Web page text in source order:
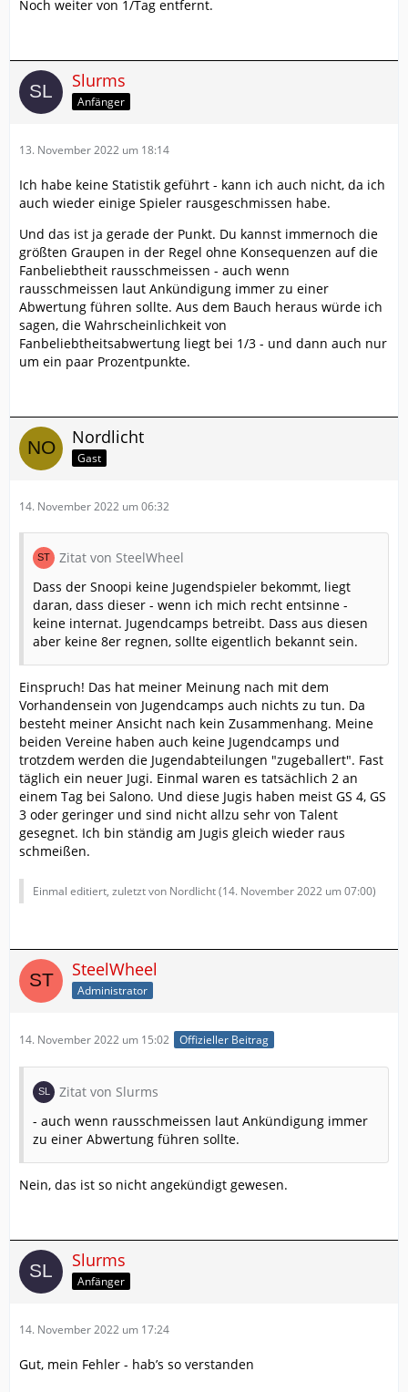
Noch weiter von 1/Tag entfernt.
Slurms
Anfänger
13. November 2022 um 18:14
Ich habe keine Statistik geführt - kann ich auch nicht, da ich
auch wieder einige Spieler rausgeschmissen habe.
Und das ist ja gerade der Punkt. Du kannst immernoch die
größten Graupen in der Regel ohne Konsequenzen auf die
Fanbeliebtheit rausschmeissen - auch wenn
rausschmeissen laut Ankündigung immer zu einer
Abwertung führen sollte. Aus dem Bauch heraus würde ich
sagen, die Wahrscheinlichkeit von
Fanbeliebtheitsabwertung liegt bei 1/3 - und dann auch nur
um ein paar Prozentpunkte.
Nordlicht
Gast
14. November 2022 um 06:32
Zitat von SteelWheel
Dass der Snoopi keine Jugendspieler bekommt, liegt
daran, dass dieser - wenn ich mich recht entsinne -
keine internat. Jugendcamps betreibt. Dass aus diesen
aber keine 8er regnen, sollte eigentlich bekannt sein.
Einspruch! Das hat meiner Meinung nach mit dem
Vorhandensein von Jugendcamps auch nichts zu tun. Da
besteht meiner Ansicht nach kein Zusammenhang. Meine
beiden Vereine haben auch keine Jugendcamps und
trotzdem werden die Jugendabteilungen "zugeballert". Fast
täglich ein neuer Jugi. Einmal waren es tatsächlich 2 an
einem Tag bei Salono. Und diese Jugis haben meist GS 4, GS
3 oder geringer und sind nicht allzu sehr von Talent
gesegnet. Ich bin ständig am Jugis gleich wieder raus
schmeißen.
Einmal editiert, zuletzt von Nordlicht (14. November 2022 um 07:00)
SteelWheel
Administrator
14. November 2022 um 15:02 Offizieller Beitrag
Zitat von Slurms
- auch wenn rausschmeissen laut Ankündigung immer
zu einer Abwertung führen sollte.
Nein, das ist so nicht angekündigt gewesen.
Slurms
Anfänger
14. November 2022 um 17:24
Gut, mein Fehler - hab’s so verstanden